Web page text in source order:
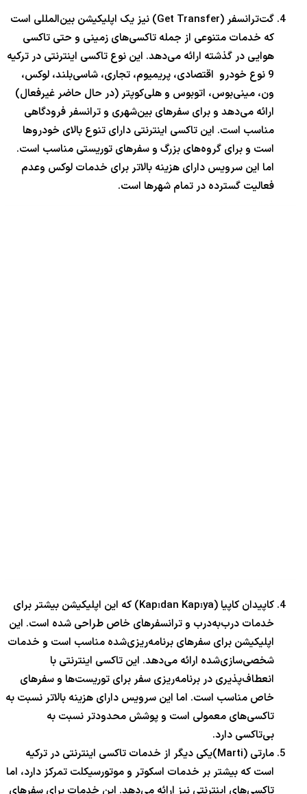
گت‌ترانسفر (Get Transfer) نیز یک اپلیکیشن بین‌المللی است
که خدمات متنوعی از جمله تاکسی‌های زمینی و حتی تاکسی
هوایی در گذشته ارائه می‌دهد. این نوع تاکسی اینترنتی در ترکیه
9 نوع خودرو اقتصادی، پریمیوم، تجاری، شاسی‌بلند، لوکس،
ون، مینی‌بوس، اتوبوس و هلی‌کوپتر (در حال حاضر غیرفعال)
ارائه می‌دهد و برای سفرهای بین‌شهری و ترانسفر فرودگاهی
مناسب است. این تاکسی اینترنتی دارای تنوع بالای خودروها
است و برای گروه‌های بزرگ و سفرهای توریستی مناسب است.
اما این سرویس دارای هزینه بالاتر برای خدمات لوکس وعدم
فعالیت گسترده در تمام شهرها است.
کاپیدان کاپیا (Kapıdan Kapıya) که این اپلیکیشن بیشتر برای
خدمات درب‌به‌درب و ترانسفرهای خاص طراحی شده است. این
اپلیکیشن برای سفرهای برنامه‌ریزی‌شده مناسب است و خدمات
شخصی‌سازی‌شده ارائه می‌دهد. این تاکسی اینترنتی با
انعطاف‌پذیری در برنامه‌ریزی سفر برای توریست‌ها و سفرهای
خاص مناسب است. اما این سرویس دارای هزینه بالاتر نسبت به
تاکسی‌های معمولی است و پوشش محدودتر نسبت به
بی‌تاکسی دارد.
مارتی (Marti)یکی دیگر از خدمات تاکسی اینترنتی در ترکیه
است که بیشتر بر خدمات اسکوتر و موتورسیکلت تمرکز دارد، اما